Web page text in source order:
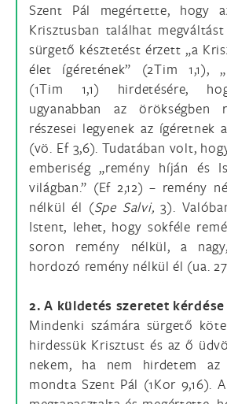
Szent Pál megértette, hogy
Krisztusban találhat
sürgető késztetést érzett „a
élet ígéretének” (2Tim 1,1),
(1Tim 1,1) hirdetésére,
ugyanabban az örökségben
részesei legyenek az ígéretnek
(vö. Ef 3,6). Tudatában volt,
emberiség „remény híján és
világban.” (Ef 2,12) – remény
nélkül él (Spe Salvi, 3).
Istent, lehet, hogy sokféle
soron remény nélkül, a
hordozó remény nélkül él (ua.
2. A küldetés szeretet kérdése
Mindenki számára sürgető
hirdessük Krisztust és az ő
nekem, ha nem hirdetem az
mondta Szent Pál (1Kor 9,16).